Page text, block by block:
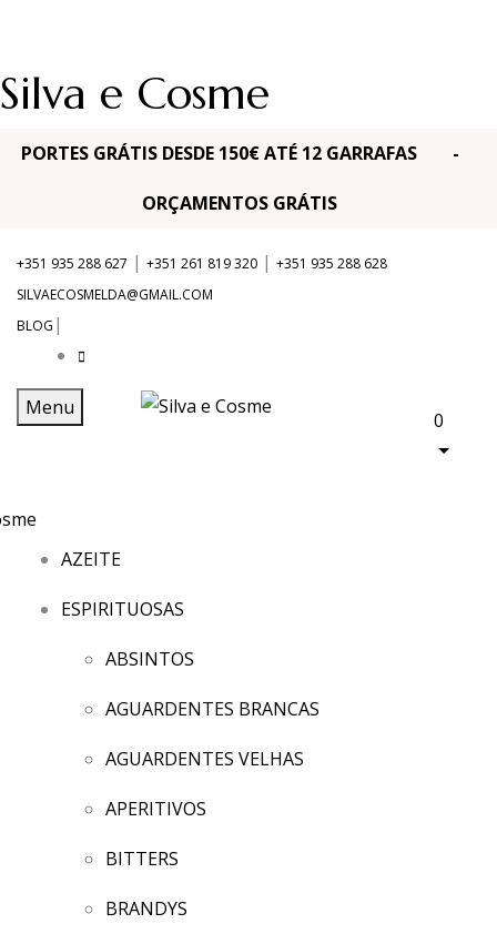
Silva e Cosme
PORTES GRÁTIS DESDE 150€ ATÉ 12 GARRAFAS -
ORÇAMENTOS GRÁTIS
+351 935 288 627 | +351 261 819 320 | +351 935 288 628
SILVAECOSMELDA@GMAIL.COM
BLOG |
Menu
0
AZEITE
ESPIRITUOSAS
ABSINTOS
AGUARDENTES BRANCAS
AGUARDENTES VELHAS
APERITIVOS
BITTERS
BRANDYS